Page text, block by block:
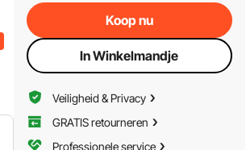
Koop nu
In Winkelmandje
Veiligheid & Privacy
GRATIS retourneren
Professionele service